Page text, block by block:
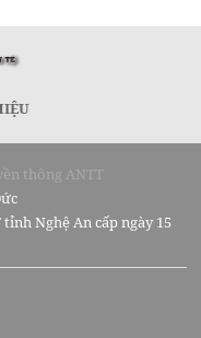
thông ANTT
tỉnh Nghệ An cấp ngày 15